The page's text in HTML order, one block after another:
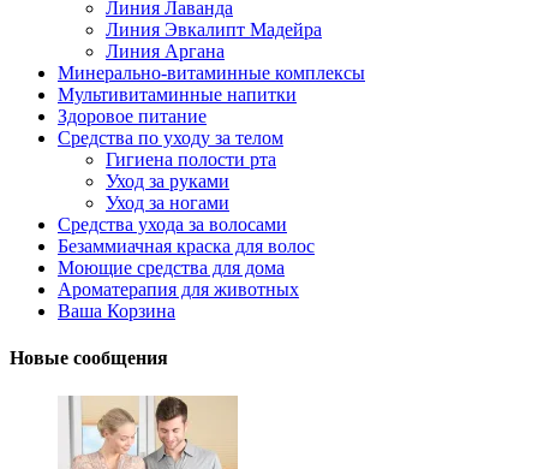
Линия Лаванда
Линия Эвкалипт Мадейра
Линия Аргана
Минерально-витаминные комплексы
Мультивитаминные напитки
Здоровое питание
Средства по уходу за телом
Гигиена полости рта
Уход за руками
Уход за ногами
Средства ухода за волосами
Безаммиачная краска для волос
Моющие средства для дома
Ароматерапия для животных
Ваша Корзина
Новые сообщения